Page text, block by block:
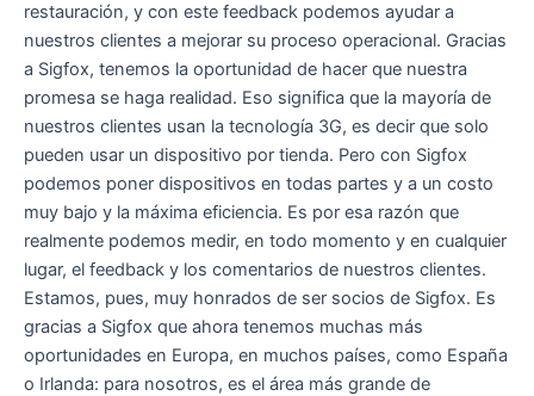
restauración, y con este feedback podemos ayudar a
nuestros clientes a mejorar su proceso operacional. Gracias
a Sigfox, tenemos la oportunidad de hacer que nuestra
promesa se haga realidad. Eso significa que la mayoría de
nuestros clientes usan la tecnología 3G, es decir que solo
pueden usar un dispositivo por tienda. Pero con Sigfox
podemos poner dispositivos en todas partes y a un costo
muy bajo y la máxima eficiencia. Es por esa razón que
realmente podemos medir, en todo momento y en cualquier
lugar, el feedback y los comentarios de nuestros clientes.
Estamos, pues, muy honrados de ser socios de Sigfox. Es
gracias a Sigfox que ahora tenemos muchas más
oportunidades en Europa, en muchos países, como España
o Irlanda: para nosotros, es el área más grande de